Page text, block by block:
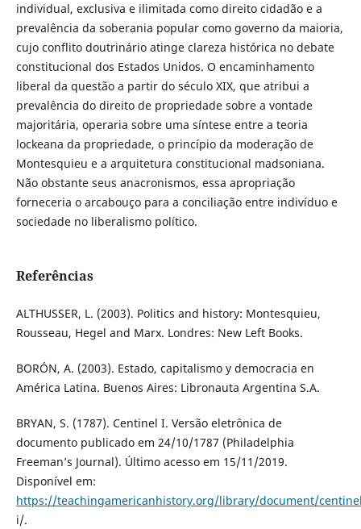
individual, exclusiva e ilimitada como direito cidadão e a
prevalência da soberania popular como governo da maioria,
cujo conflito doutrinário atinge clareza histórica no debate
constitucional dos Estados Unidos. O encaminhamento
liberal da questão a partir do século XIX, que atribui a
prevalência do direito de propriedade sobre a vontade
majoritária, operaria sobre uma síntese entre a teoria
lockeana da propriedade, o princípio da moderação de
Montesquieu e a arquitetura constitucional madsoniana.
Não obstante seus anacronismos, essa apropriação
forneceria o arcabouço para a conciliação entre indivíduo e
sociedade no liberalismo político.
Referências
ALTHUSSER, L. (2003). Politics and history: Montesquieu,
Rousseau, Hegel and Marx. Londres: New Left Books.
BORÓN, A. (2003). Estado, capitalismo y democracia en
América Latina. Buenos Aires: Libronauta Argentina S.A.
BRYAN, S. (1787). Centinel I. Versão eletrônica de
documento publicado em 24/10/1787 (Philadelphia
Freeman’s Journal). Último acesso em 15/11/2019.
Disponível em:
https://teachingamericanhistory.org/library/document/
i/.